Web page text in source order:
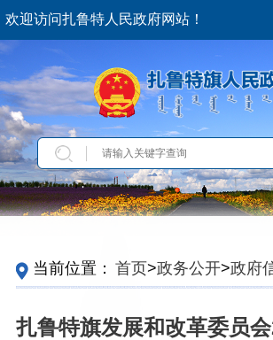
欢迎访问扎鲁特人民政府网站！
当前位置： 首页>政务公开>政府
府信息公开年报>2024>旗政府委
扎鲁特旗发展和改革委员